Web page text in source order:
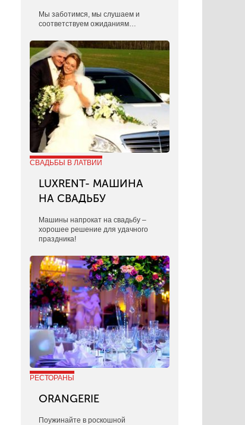
​Мы заботимся, мы слушаем и
соответствуем ожиданиям…
СВАДЬБЫ В ЛАТВИИ
LUXRENT- МАШИНА
НА СВАДЬБУ
​Машины напрокат на свадьбу –
хорошее решение для удачного
праздника!
РЕСТОРАНЫ
ORANGERIE
Поужинайте в роскошной